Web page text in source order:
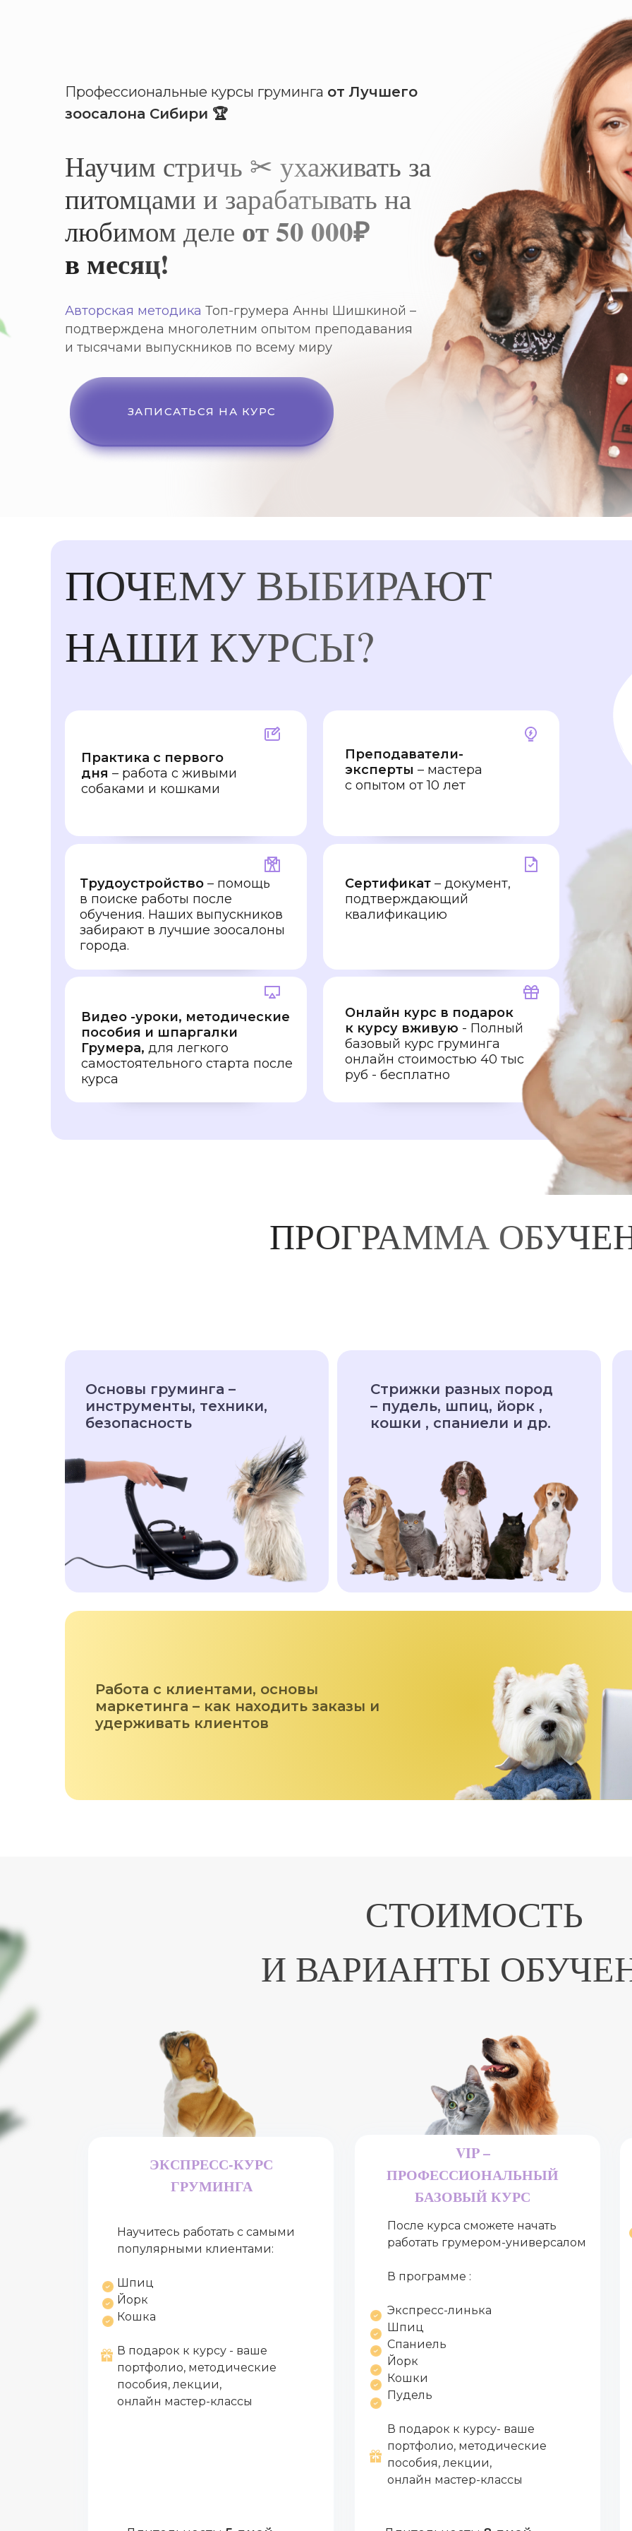
Научим стричь ✂ ухаживать за
питомцами и зарабатывать на
любимом деле от 50 000₽
в месяц!
Авторская методика Топ-грумера Анны Шишкиной –
подтверждена многолетним опытом преподавания
и тысячами выпускников по всему миру
ЗАПИСАТЬСЯ НА КУРС
Профессиональные курсы груминга от Лучшего
зоосалона Сибири 🏆
ПОЧЕМУ ВЫБИРАЮТ
НАШИ КУРСЫ?
Практика с первого
дня – работа с живыми
собаками и кошками
Трудоустройство – помощь
в поиске работы после
обучения. Наших выпускников
забирают в лучшие зоосалоны
города.
Видео -уроки, методические
пособия и шпаргалки
Грумера, для легкого
самостоятельного старта после
курса
Преподаватели-
эксперты – мастера
с опытом от 10 лет
Сертификат – документ,
подтверждающий
квалификацию
Онлайн курс в подарок
к курсу вживую - Полный
базовый курс груминга
онлайн стоимостью 40 тыс
руб - бесплатно
Основы груминга –
инструменты, техники,
безопасность
Стрижки разных пород
– пудель, шпиц, йорк ,
кошки , спаниели и др.
ПРОГРАММА
Работа с клиентами, основы
маркетинга – как находить заказы и
удерживать клиентов
СТОИМОСТЬ
И ВАРИАНТЫ
ЭКСПРЕСС-КУРС
ГРУМИНГА
Научитесь работать с самыми
популярными клиентами:
Шпиц
Йорк
Кошка
В подарок к курсу - ваше
портфолио, методические
пособия, лекции,
онлайн мастер-классы
VIP –
ПРОФЕССИОНАЛЬНЫЙ
БАЗОВЫЙ КУРС
После курса сможете начать
работать грумером-универсалом
В программе :
Экспресс-линька
Шпиц
Спаниель
Йорк
Кошки
Пудель
В подарок к курсу- ваше
портфолио, методические
пособия, лекции,
онлайн мастер-классы